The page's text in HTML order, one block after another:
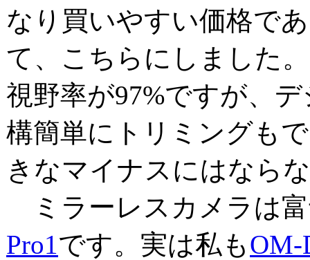
なり買いやすい価格で
て、こちらにしました
視野率が97%ですが、
構簡単にトリミングも
きなマイナスにはなら
ミラーレスカメラは
Pro1です。実は私もOM-